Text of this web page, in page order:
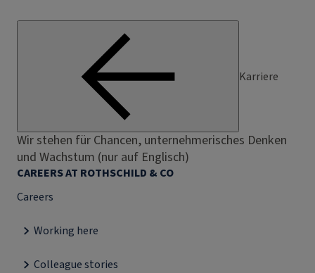
Karriere
Wir stehen für Chancen, unternehmerisches Denken
und Wachstum (nur auf Englisch)
CAREERS AT ROTHSCHILD & CO
Careers
Working here
Colleague stories